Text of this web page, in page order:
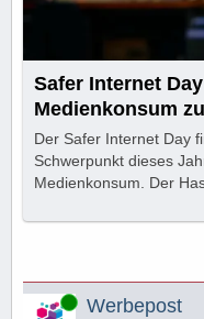
Safer Internet
Medienkonsum
Der Safer Internet Day
Schwerpunkt dieses
Medienkonsum. Der
Online Werbepost